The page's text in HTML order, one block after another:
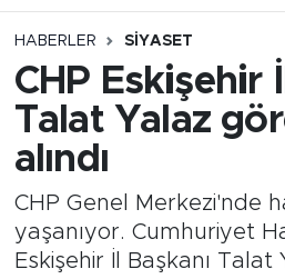
HABERLER SIYASET
CHP Eskişehir
Talat Yalaz
alındı
CHP Genel Merkezi'nde
yaşanıyor. Cumhuriyet
Eskişehir İl Başkanı Talat
Asayiş
Siyaset
Spor
Ekonomi
Hava Durumu
Trafik Durumu
Süper Lig Puan Durumu
Son Dakika Haberleri